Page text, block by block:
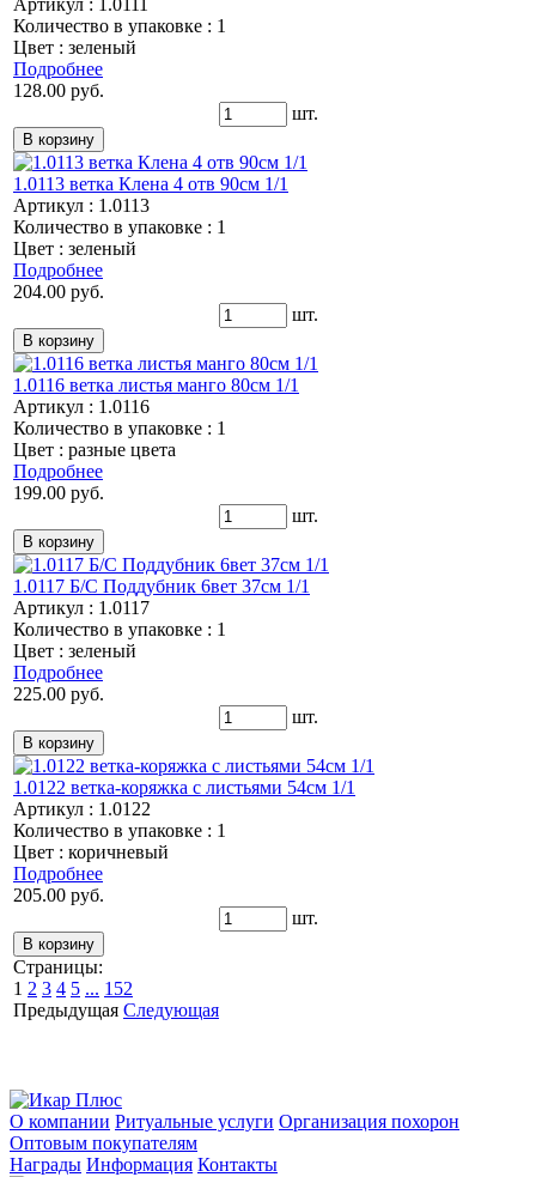
Артикул : 1.0111
Количество в упаковке : 1
Цвет : зеленый
Подробнее
128.00 руб.
шт.
1.0113 ветка Клена 4 отв 90см 1/1
Артикул : 1.0113
Количество в упаковке : 1
Цвет : зеленый
Подробнее
204.00 руб.
шт.
1.0116 ветка листья манго 80см 1/1
Артикул : 1.0116
Количество в упаковке : 1
Цвет : разные цвета
Подробнее
199.00 руб.
шт.
1.0117 Б/С Поддубник 6вет 37см 1/1
Артикул : 1.0117
Количество в упаковке : 1
Цвет : зеленый
Подробнее
225.00 руб.
шт.
1.0122 ветка-коряжка с листьями 54см 1/1
Артикул : 1.0122
Количество в упаковке : 1
Цвет : коричневый
Подробнее
205.00 руб.
шт.
Страницы:
1 2 3 4 5 ... 152
Предыдущая Следующая
О компании Ритуальные услуги Организация похорон
Оптовым покупателям
Награды Информация Контакты